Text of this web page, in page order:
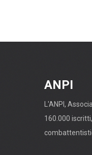
ANPI
L'ANPI,
160.000